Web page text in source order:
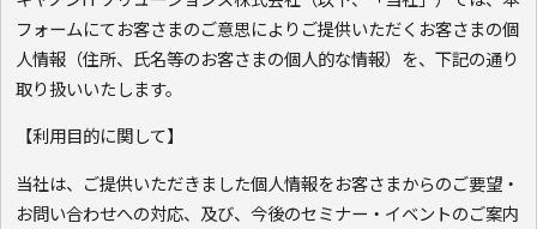
フォームにてお客さまのご意思によりご提供いただくお客さまの個
人情報（住所、氏名等のお客さまの個人的な情報）を、下記の通り
取り扱いいたします。
【利用目的に関して】
当社は、ご提供いただきました個人情報をお客さまからのご要望・
お問い合わせへの対応、及び、今後のセミナー・イベントのご案内